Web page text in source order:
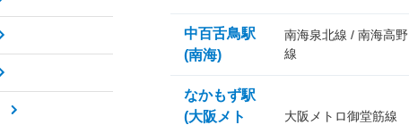
中百舌鳥駅
(南海)
南海泉北線 / 南海高野
線
なかもず駅
(大阪メト
大阪メトロ御堂筋線